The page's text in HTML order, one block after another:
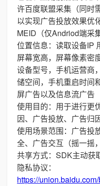
许百度联盟采集（同时
以实现广告投放效果优
MEID（仅Andriod端采
位置信息：读取设备IP
屏幕宽高，屏幕像素密
设备型号，手机运营商
储空间，手机重启时间
屏广告以及信息流广告
使用目的：用于进行更
因、广告投放、广告归
使用场景范围：广告投
全、广告交互（摇一摇
共享方式：SDK主动获
隐私协议：
https://